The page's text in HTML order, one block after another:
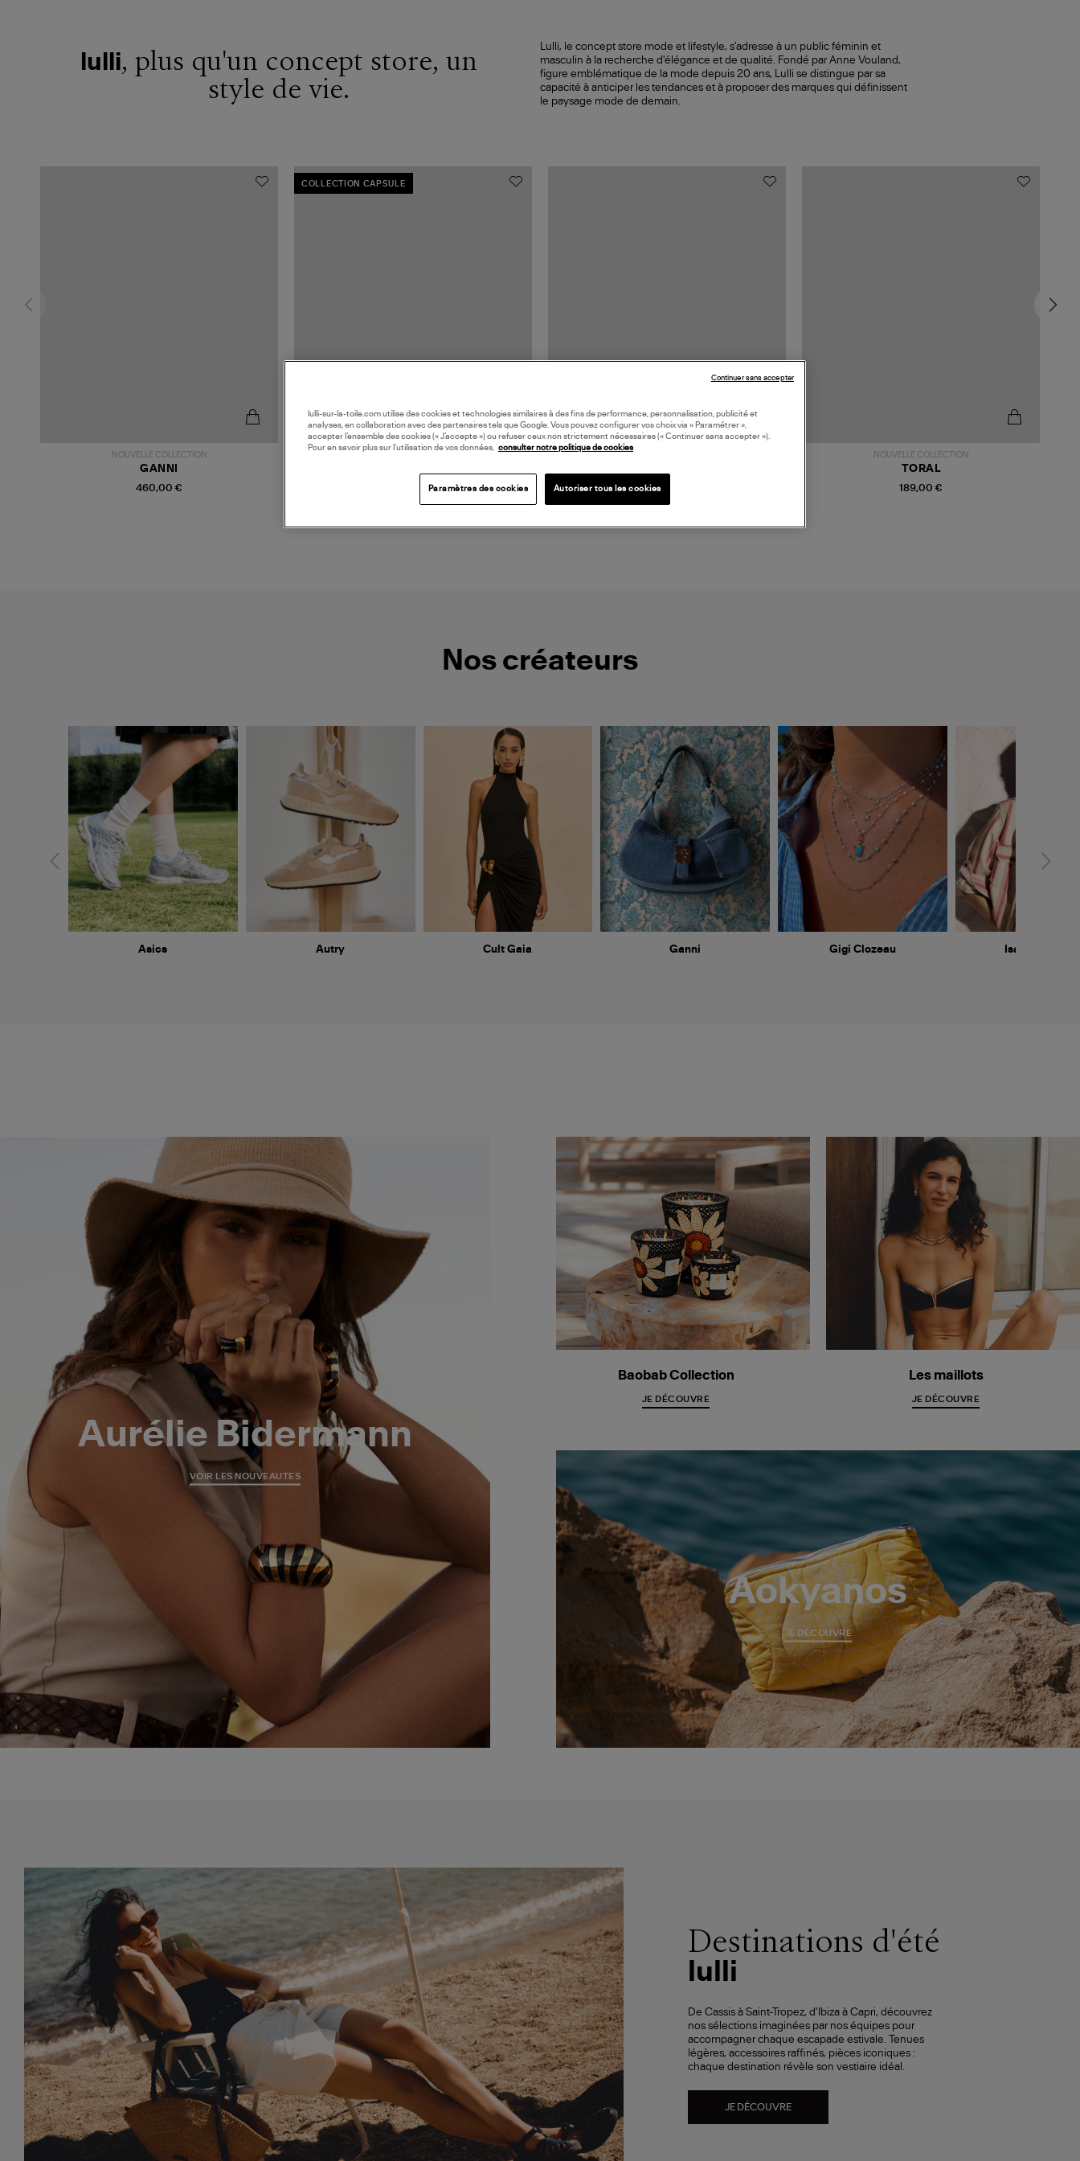
lulli, plus qu'un concept store, un
style de vie.
Lulli, le concept store mode et lifestyle, s'adresse à un public féminin et
masculin à la recherche d'élégance et de qualité. Fondé par Anne Vouland,
figure emblématique de la mode depuis 20 ans, Lulli se distingue par sa
capacité à anticiper les tendances et à proposer des marques qui définissent
le paysage mode de demain.
NOUVELLE COLLECTION
460,00 €
GANNI
COLLECTION CAPSULE
85,00 € 845,00 €
NOUVELLE COLLECTION
189,00 €
TORAL
Nos créateurs
Asics Autry Cult Gaia Ganni Gigi Clozeau Isabel Marant
Aurélie Bidermann
VOIR LES NOUVEAUTES
Baobab Collection
JE DÉCOUVRE
Les maillots
JE DÉCOUVRE
Aokyanos
JE DÉCOUVRE
Destinations d'été
lulli
De Cassis à Saint-Tropez, d'Ibiza à Capri, découvrez
nos sélections imaginées par nos équipes pour
accompagner chaque escapade estivale. Tenues
légères, accessoires raffinés, pièces iconiques :
chaque destination révèle son vestiaire idéal.
JE DÉCOUVRE
lulli-sur-la-toile.com utilise des cookies et technologies similaires à des fins de performance, personnalisation, publicité et
analyses, en collaboration avec des partenaires tels que Google. Vous pouvez configurer vos choix via « Paramétrer »,
accepter l’ensemble des cookies (« J’accepte ») ou refuser ceux non strictement nécessaires (« Continuer sans accepter »).
Pour en savoir plus sur l’utilisation de vos données, consulter notre politique de cookies
Paramètres des cookies Autoriser tous les cookies
Continuer sans accepter